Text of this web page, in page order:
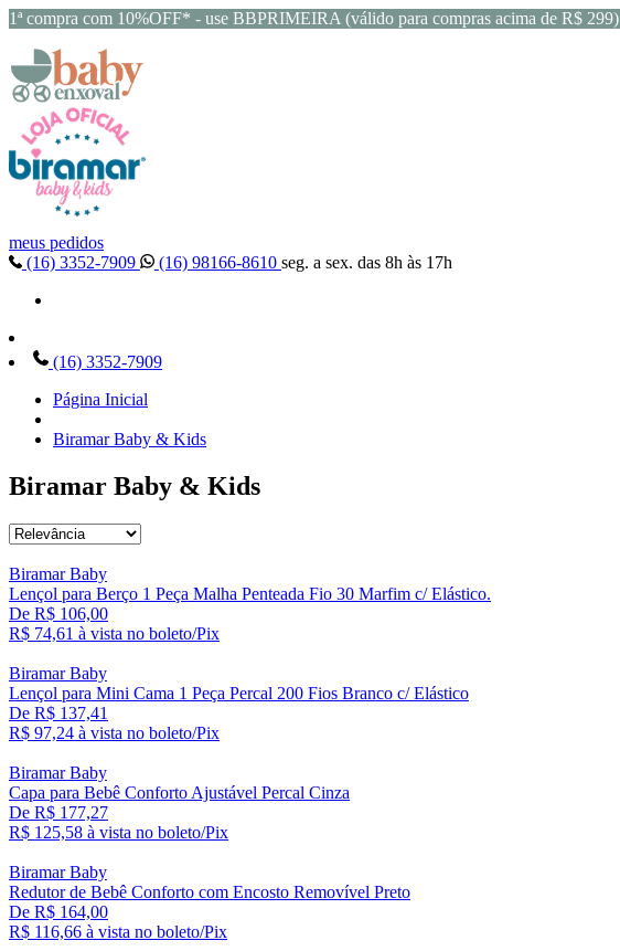
1ª compra com 10%OFF* - use BBPRIMEIRA (válido para compras acima de R$ 299)
meus pedidos
(16) 3352-7909
(16) 98166-8610 seg. a sex. das 8h às 17h
(16) 3352-7909
Página Inicial
Biramar Baby & Kids
Biramar Baby & Kids
Biramar Baby
Lençol para Berço 1 Peça Malha Penteada Fio 30 Marfim c/ Elástico.
De R$ 106,00
R$ 74,61 à vista no boleto/Pix
Biramar Baby
Lençol para Mini Cama 1 Peça Percal 200 Fios Branco c/ Elástico
De R$ 137,41
R$ 97,24 à vista no boleto/Pix
Biramar Baby
Capa para Bebê Conforto Ajustável Percal Cinza
De R$ 177,27
R$ 125,58 à vista no boleto/Pix
Biramar Baby
Redutor de Bebê Conforto com Encosto Removível Preto
De R$ 164,00
R$ 116,66 à vista no boleto/Pix